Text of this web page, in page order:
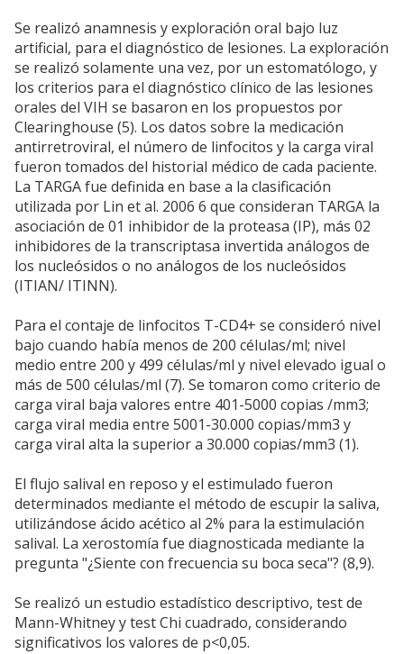
Se realizó anamnesis y exploración oral bajo luz
artificial, para el diagnóstico de lesiones. La exploración
se realizó solamente una vez, por un estomatólogo, y
los criterios para el diagnóstico clínico de las lesiones
orales del VIH se basaron en los propuestos por
Clearinghouse (5). Los datos sobre la medicación
antirretroviral, el número de linfocitos y la carga viral
fueron tomados del historial médico de cada paciente.
La TARGA fue definida en base a la clasificación
utilizada por Lin et al. 2006 6 que consideran TARGA la
asociación de 01 inhibidor de la proteasa (IP), más 02
inhibidores de la transcriptasa invertida análogos de
los nucleósidos o no análogos de los nucleósidos
(ITIAN/ ITINN).
Para el contaje de linfocitos T-CD4+ se consideró nivel
bajo cuando había menos de 200 células/ml; nivel
medio entre 200 y 499 células/ml y nivel elevado igual o
más de 500 células/ml (7). Se tomaron como criterio de
carga viral baja valores entre 401-5000 copias /mm3;
carga viral media entre 5001-30.000 copias/mm3 y
carga viral alta la superior a 30.000 copias/mm3 (1).
El flujo salival en reposo y el estimulado fueron
determinados mediante el método de escupir la saliva,
utilizándose ácido acético al 2% para la estimulación
salival. La xerostomía fue diagnosticada mediante la
pregunta "¿Siente con frecuencia su boca seca"? (8,9).
Se realizó un estudio estadístico descriptivo, test de
Mann-Whitney y test Chi cuadrado, considerando
significativos los valores de p<0,05.